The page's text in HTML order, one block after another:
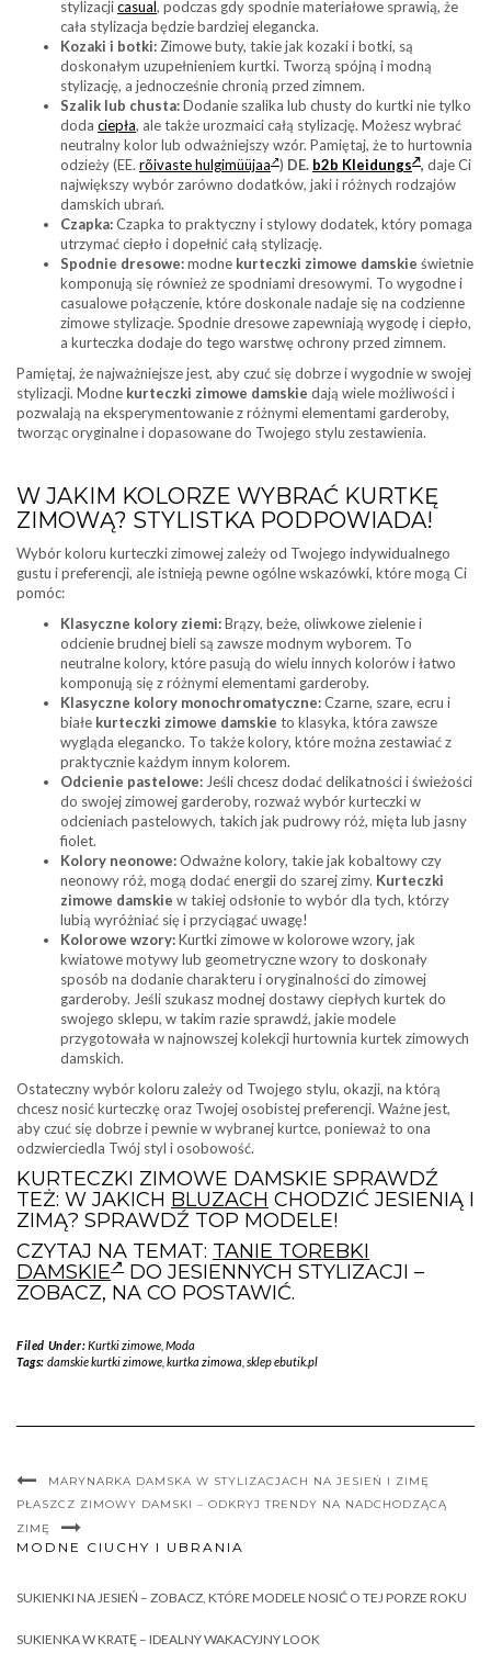
stylizacjicasual, podczas gdy spodnie materiałowe sprawią, że
cała stylizacja będzie bardziej elegancka.
Kozaki i botki: Zimowe buty, takie jak kozaki i botki, są
doskonałym uzupełnieniem kurtki. Tworzą spójną i modną
stylizację, a jednocześnie chronią przed zimnem.
Szalik lub chusta:Dodanie szalika lub chusty do kurtki nie tylko
doda ciepła, ale także urozmaici całą stylizację. Możesz wybrać
neutralny kolor lub odważniejszy wzór. Pamiętaj, że to hurtownia
odzieży (EE. rõivaste hulgimüüjaa ) DE. b2b Kleidungs , daje Ci
największy wybór zarówno dodatków, jaki i różnych rodzajów
damskich ubrań.
Czapka:Czapka to praktyczny i stylowy dodatek, który pomaga
utrzymać ciepło i dopełnić całą stylizację.
Spodnie dresowe:modne kurteczki zimowe damskie świetnie
komponują się również ze spodniami dresowymi. To wygodne i
casualowe połączenie, które doskonale nadaje się na codzienne
zimowe stylizacje. Spodnie dresowe zapewniają wygodę i ciepło,
a kurteczka dodaje do tego warstwę ochrony przed zimnem.
Pamiętaj, że najważniejsze jest, aby czuć się dobrze i wygodnie w swojej
stylizacji. Modne kurteczki zimowe damskie dają wiele możliwości i
pozwalają na eksperymentowanie z różnymi elementami garderoby,
tworząc oryginalne i dopasowane do Twojego stylu zestawienia.
W JAKIM KOLORZE WYBRAĆ KURTKĘ
ZIMOWĄ? STYLISTKA PODPOWIADA!
Wybór koloru kurteczki zimowej zależy od Twojego indywidualnego
gustu i preferencji, ale istnieją pewne ogólne wskazówki, które mogą Ci
pomóc:
Klasyczne kolory ziemi:Brązy, beże, oliwkowe zielenie i
odcienie brudnej bieli są zawsze modnym wyborem. To
neutralne kolory, które pasują do wielu innych kolorów i łatwo
komponują się z różnymi elementami garderoby.
Klasyczne kolory monochromatyczne:Czarne, szare, ecru i
białe kurteczki zimowe damskie to klasyka, która zawsze
wygląda elegancko. To także kolory, które można zestawiać z
praktycznie każdym innym kolorem.
Odcienie pastelowe: Jeśli chcesz dodać delikatności i świeżości
do swojej zimowej garderoby, rozważ wybór kurteczki w
odcieniach pastelowych, takich jak pudrowy róż, mięta lub jasny
fiolet.
Kolory neonowe:Odważne kolory, takie jak kobaltowy czy
neonowy róż, mogą dodać energii do szarej zimy. Kurteczki
zimowe damskie w takiej odsłonie to wybór dla tych, którzy
lubią wyróżniać się i przyciągać uwagę!
Kolorowe wzory:Kurtki zimowe w kolorowe wzory, jak
kwiatowe motywy lub geometryczne wzory to doskonały
sposób na dodanie charakteru i oryginalności do zimowej
garderoby. Jeśli szukasz modnej dostawy ciepłych kurtek do
swojego sklepu, w takim razie sprawdź, jakie modele
przygotowała w najnowszej kolekcji hurtownia kurtek zimowych
damskich.
Ostateczny wybór koloru zależy od Twojego stylu, okazji, na którą
chcesz nosić kurteczkę oraz Twojej osobistej preferencji. Ważne jest,
aby czuć się dobrze i pewnie w wybranej kurtce, ponieważ to ona
odzwierciedla Twój styl i osobowość.
KURTECZKI ZIMOWE DAMSKIE SPRAWDŹ
TEŻ: W JAKICH BLUZACH CHODZIĆ JESIENIĄ I
ZIMĄ? SPRAWDŹ TOP MODELE!
CZYTAJ NA TEMAT: TANIE TOREBKI
DAMSKIE
DO JESIENNYCH STYLIZACJI –
ZOBACZ, NA CO POSTAWIĆ.
Filed Under:Kurtki zimowe, Moda
Tags: damskie kurtki zimowe, kurtka zimowa sklep ebutik.pl
MARYNARKA DAMSKA W STYLIZACJACH NA JESIEŃ I ZIMĘ
PŁASZCZ ZIMOWY DAMSKI – ODKRYJ TRENDY NA NADCHODZĄCĄ
ZIMĘ
MODNE CIUCHY I UBRANIA
SUKIENKI NA JESIEŃ – ZOBACZ, KTÓRE MODELE NOSIĆ O TEJ PORZE ROKU
SUKIENKA W KRATĘ – IDEALNY WAKACYJNY LOOK